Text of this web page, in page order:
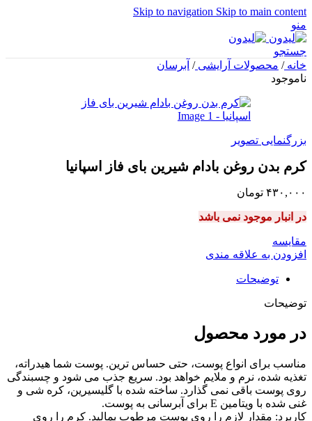
Skip to navigation Skip to main content
منو
جستجو
خانه/ محصولات آرایشی/ آبرسان
ناموجود
بزرگنمایی تصویر
کرم بدن روغن بادام شیرین بای فاز اسپانیا
۴۳۰,۰۰۰ تومان
در انبار موجود نمی باشد
مقایسه
افزودن به علاقه مندی
توضیحات
توضیحات
در مورد محصول
مناسب برای انواع پوست، حتی حساس ترین. پوست شما هیدراته،
تغذیه شده، نرم و ملایم خواهد بود. سریع جذب می شود و چسبندگی
روی پوست باقی نمی گذارد. ساخته شده با گلیسیرین، کره شی و
غنی شده با ویتامین E برای آبرسانی به پوست.
کاربرد: مقدار لازم را روی پوست مرطوب بمالید. کرم را روی